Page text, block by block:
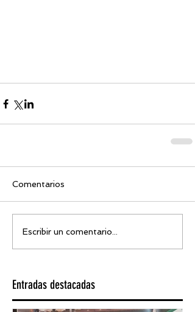
Comentarios
Escribir un comentario...
Entradas destacadas